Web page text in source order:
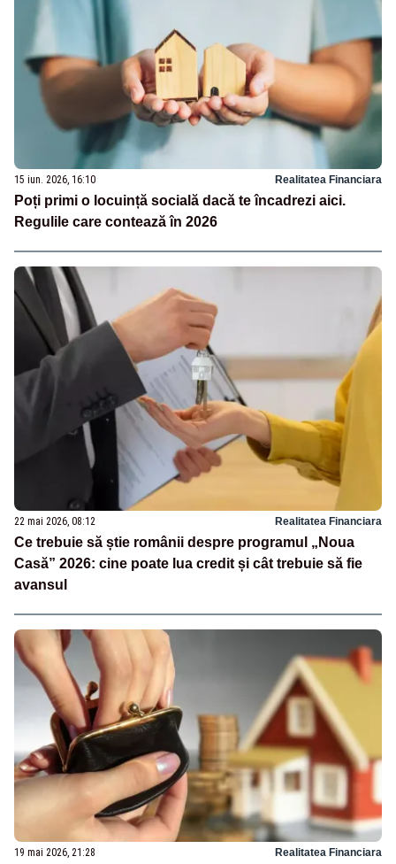
15 iun. 2026, 16:10 Realitatea Financiara
Poți primi o locuință socială dacă te încadrezi aici.
Regulile care contează în 2026
22 mai 2026, 08:12 Realitatea Financiara
Ce trebuie să știe românii despre programul „Noua
Casă” 2026: cine poate lua credit și cât trebuie să fie
avansul
19 mai 2026, 21:28 Realitatea Financiara